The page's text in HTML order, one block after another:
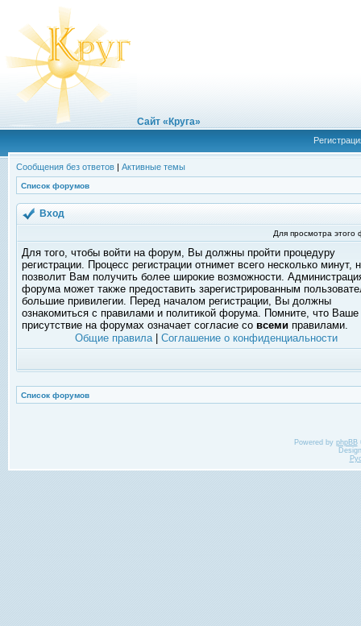
Сайт «Круга»
Сообщения без ответов | Активные темы
Список форумов
Вход
Для просмотра
Для того, чтобы войти на форум, Вы должны пройти процедуру
регистрации. Процесс регистрации отнимет всего несколько минут,
позволит Вам получить более широкие возможности.
форума может также предоставить зарегистрированным
большие привилегии. Перед началом регистрации, Вы должны
ознакомиться с правилами и политикой форума. Помните, что Ваше
присутствие на форумах означает согласие со всеми правилами.
Общие правила| Соглашение о конфиденциальности
Список форумов
Powered by phpBB